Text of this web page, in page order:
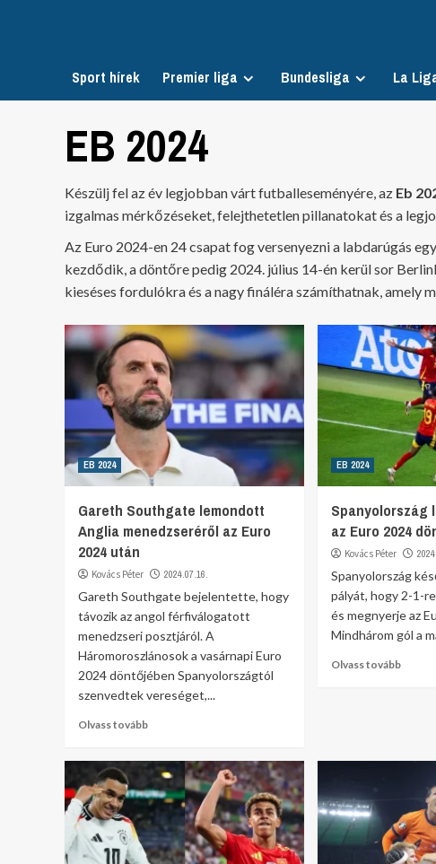
Sport hírek Premier liga Bundesliga La
EB 2024
Készülj fel az év legjobban várt futballeseményére, az Eb
izgalmas mérkőzéseket, felejthetetlen pillanatokat és a
Az Euro 2024-en 24 csapat fog versenyezni a labdarúgás
kezdődik, a döntőre pedig 2024. július 14-én kerül sor
kieséses fordulókra és a nagy fináléra számíthatnak, amely
EB 2024
Gareth Southgate lemondott
Anglia menedzseréről az Euro
2024 után
Kovács Péter 2024.07.16.
Gareth Southgate bejelentette, hogy
távozik az angol férfiválogatott
menedzseri posztjáról. A
Háromoroszlánosok a vasárnapi Euro
2024 döntőjében Spanyolországtól
szenvedtek vereséget,...
Olvass tovább
EB 2024
Spanyolország
az Euro 2024
Kovács Péter
Spanyolország
pályát, hogy 2-1-
és megnyerje az
Mindhárom gól a
Olvass tovább